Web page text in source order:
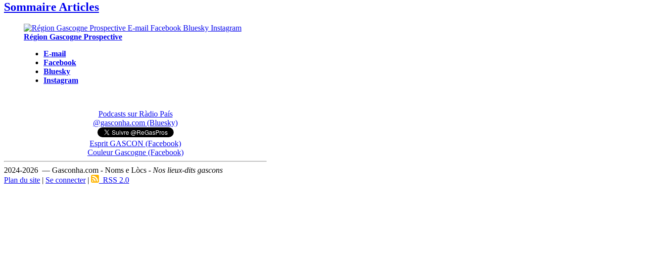
Sommaire Articles
Région Gascogne Prospective
E-mail
Facebook
Bluesky
Instagram
Podcasts sur Ràdio País
@gasconha.com (Bluesky)
Esprit GASCON (Facebook)
Couleur Gascogne (Facebook)
2024-2026 — Gasconha.com - Noms e Lòcs - Nos lieux-dits gascons
Plan du site | Se connecter| RSS 2.0